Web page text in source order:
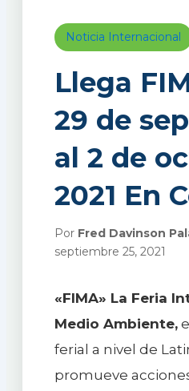
Noticia Internacional
Llega
29 de
al 2 de
2021 En
Por Fred Davinson
septiembre 25, 2021
«FIMA» La Feria
Medio Ambiente,
ferial a nivel de
promueve